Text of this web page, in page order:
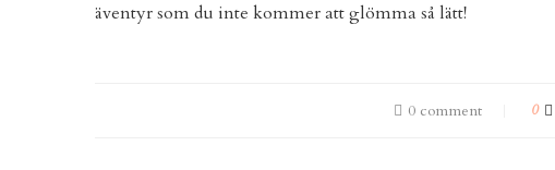
äventyr som du inte kommer att glömma så lätt!
0 comment 0